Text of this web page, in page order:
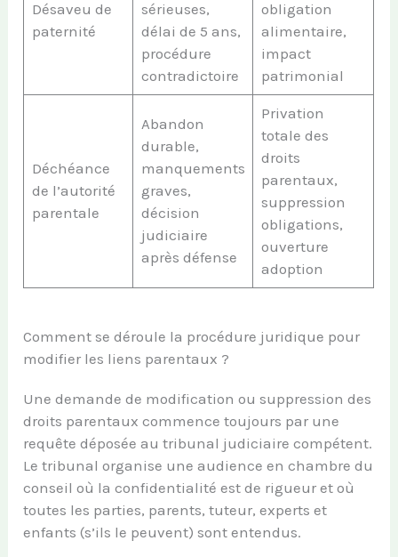
Désaveu de
paternité
sérieuses,
délai de 5 ans,
procédure
contradictoire
obligation
alimentaire,
impact
patrimonial
Déchéance
de l’autorité
parentale
Abandon
durable,
manquements
graves,
décision
judiciaire
après défense
Privation
totale des
droits
parentaux,
suppression
obligations,
ouverture
adoption
Comment se déroule la procédure juridique pour
modifier les liens parentaux ?
Une demande de modification ou suppression des
droits parentaux commence toujours par une
requête déposée au tribunal judiciaire compétent.
Le tribunal organise une audience en chambre du
conseil où la confidentialité est de rigueur et où
toutes les parties, parents, tuteur, experts et
enfants (s’ils le peuvent) sont entendus.